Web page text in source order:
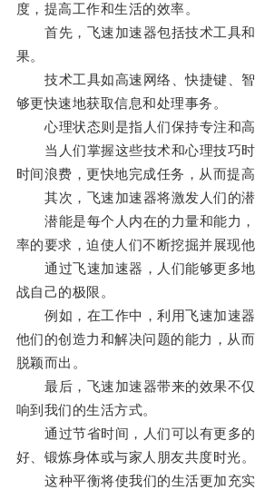
度，提高工作和生活的效率。
首先，飞速加速器包括技术工具和
果。
技术工具如高速网络、快捷键、智
够更快速地获取信息和处理事务。
心理状态则是指人们保持专注和高
当人们掌握这些技术和心理技巧时
时间浪费，更快地完成任务，从而提高
其次，飞速加速器将激发人们的潜
潜能是每个人内在的力量和能力，
率的要求，迫使人们不断挖掘并展现他
通过飞速加速器，人们能够更多地
战自己的极限。
例如，在工作中，利用飞速加速器
他们的创造力和解决问题的能力，从
脱颖而出。
最后，飞速加速器带来的效果不仅
响到我们的生活方式。
通过节省时间，人们可以有更多的
好、锻炼身体或与家人朋友共度时光。
这种平衡将使我们的生活更加充实